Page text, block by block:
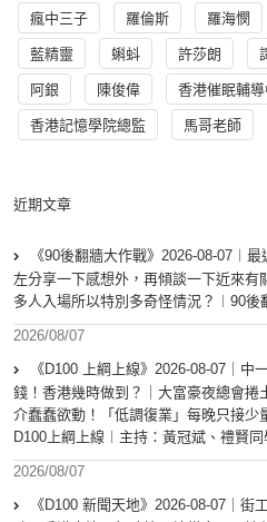
瘋中三子 羅倫斯 羅海憫
藍精靈 蝌蚪 許莎朗
阿銀 陳俊偉 香港催眠輔
香港記憶學院總監 馬哥老師
近期文章
《90後翻牆大作戰》2026-08-07︱
左分享一下感想外，再傾談一下近來有
多人入場所以特別多奇怪情況？︱90
2026/08/07
《D100 上綱上線》2026-08-07｜
錢！香港幾時做到？｜大富豪夜總會捲
介蠢蠢欲動！「低調復業」每晚只接少
D100上綱上線︱主持：黃冠斌、禮賢
2026/08/07
《D100 新聞天地》2026-08-07｜